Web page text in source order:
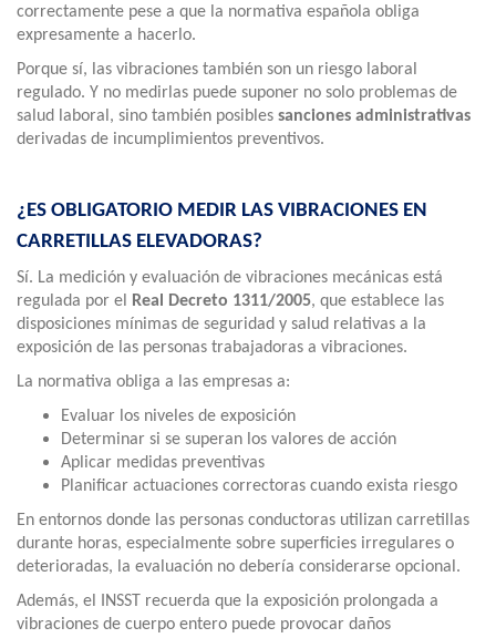
correctamente pese a que la normativa española obliga
expresamente a hacerlo.
Porque sí, las vibraciones también son un riesgo laboral
regulado. Y no medirlas puede suponer no solo problemas de
salud laboral, sino también posibles sanciones administrativas
derivadas de incumplimientos preventivos.
¿ES OBLIGATORIO MEDIR LAS VIBRACIONES EN
CARRETILLAS ELEVADORAS?
Sí. La medición y evaluación de vibraciones mecánicas está
regulada por el Real Decreto 1311/2005, que establece las
disposiciones mínimas de seguridad y salud relativas a la
exposición de las personas trabajadoras a vibraciones.
La normativa obliga a las empresas a:
Evaluar los niveles de exposición
Determinar si se superan los valores de acción
Aplicar medidas preventivas
Planificar actuaciones correctoras cuando exista riesgo
En entornos donde las personas conductoras utilizan carretillas
durante horas, especialmente sobre superficies irregulares o
deterioradas, la evaluación no debería considerarse opcional.
Además, el INSST recuerda que la exposición prolongada a
vibraciones de cuerpo entero puede provocar daños